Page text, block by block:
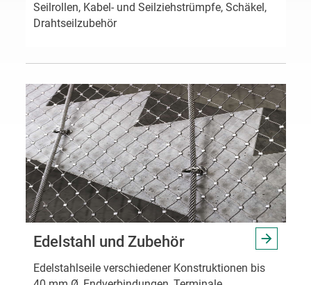
Seilrollen, Kabel- und Seilziehstrümpfe, Schäkel,
Drahtseilzubehör
Edelstahl und Zubehör
Edelstahlseile verschiedener Konstruktionen bis